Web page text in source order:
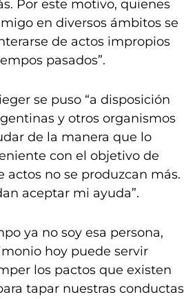
Por este motivo, quienes
en diversos ámbitos se
de actos impropios
pasados”.
se puso “a disposición
y otros organismos
de la manera que lo
con el objetivo de
actos no se produzcan más.
aceptar mi ayuda”.
ya no soy esa persona,
hoy puede servir
los pactos que existen
tapar nuestras conductas